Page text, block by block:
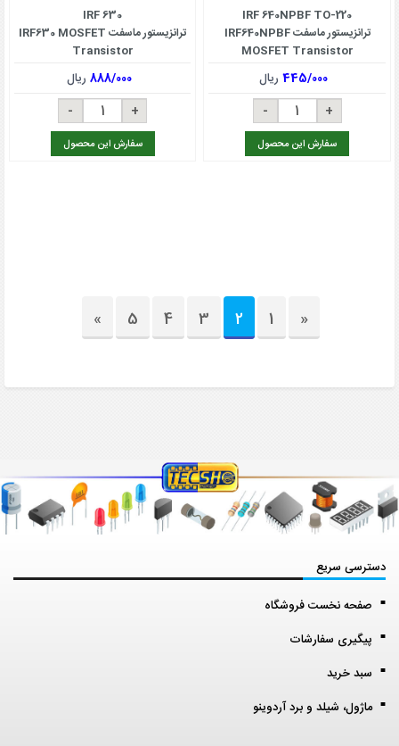
IRF 640NPBF TO-220
ترانزیستور ماسفت IRF640NPBF
MOSFET Transistor
445/000ریال
سفارش این محصول
IRF 630
ترانزیستور ماسفت IRF630 MOSFET
Transistor
888/000 ریال
سفارش این محصول
«
1
2
3
4
5
»
دسترسی سریع
صفحه نخست فروشگاه
پیگیری سفارشات
سبد خرید
ماژول، شیلد و برد آردوینو